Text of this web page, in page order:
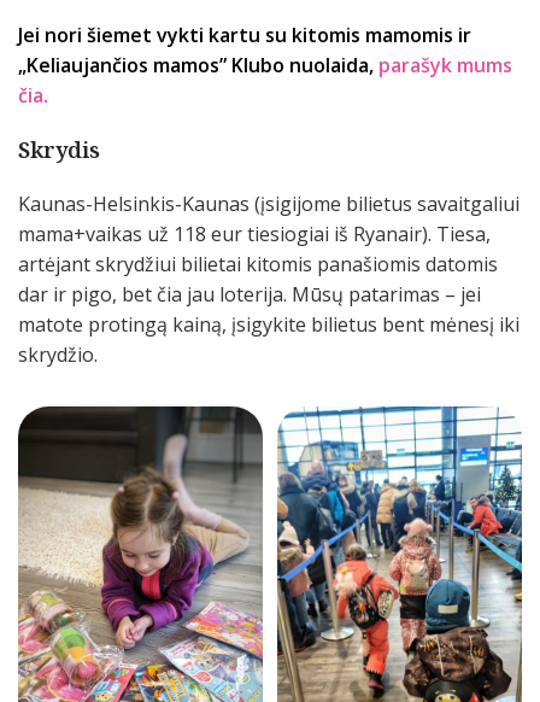
Jei nori šiemet vykti kartu su kitomis mamomis ir
„Keliaujančios mamos” Klubo nuolaida, parašyk mums
čia.
Skrydis
Kaunas-Helsinkis-Kaunas (įsigijome bilietus savaitgaliui
mama+vaikas už 118 eur tiesiogiai iš Ryanair). Tiesa,
artėjant skrydžiui bilietai kitomis panašiomis datomis
dar ir pigo, bet čia jau loterija. Mūsų patarimas – jei
matote protingą kainą, įsigykite bilietus bent mėnesį iki
skrydžio.